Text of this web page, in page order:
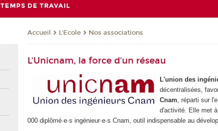
TEMPS DE TRAVAIL
Accueil L'Ecole Nos associations
L'Unicnam, la force d'un réseau
L'union des
décentralisées,
Cnam, réparti sur
d'activité. Elle met
000 diplômé·e·s ingénieur·e·s Cnam, outil indispensable au